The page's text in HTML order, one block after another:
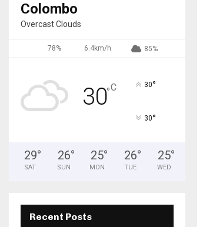
Colombo
Overcast Clouds
78% 6.4km/h 85%
30°C 30°
30°
29°
SAT
26°
SUN
25°
MON
26°
TUE
25°
WED
Recent Posts